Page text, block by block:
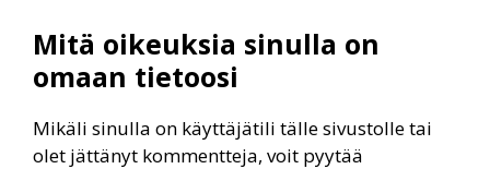
Mitä oikeuksia sinulla on
omaan tietoosi
Mikäli sinulla on käyttäjätili tälle sivustolle tai
olet jättänyt kommentteja, voit pyytää